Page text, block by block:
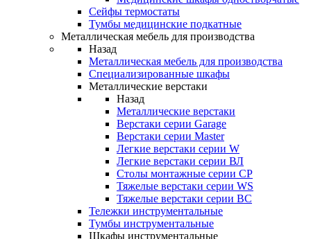
Сейфы термостаты
Тумбы медицинские подкатные
Металлическая мебель для производства
Назад
Металлическая мебель для производства
Cпециализированные шкафы
Металлические верстаки
Назад
Металлические верстаки
Верстаки серии Garage
Верстаки серии Master
Легкие верстаки серии W
Легкие верстаки серии ВЛ
Столы монтажные серии СР
Тяжелые верстаки серии WS
Тяжелые верстаки серии ВС
Тележки инструментальные
Тумбы инструментальные
Шкафы инструментальные